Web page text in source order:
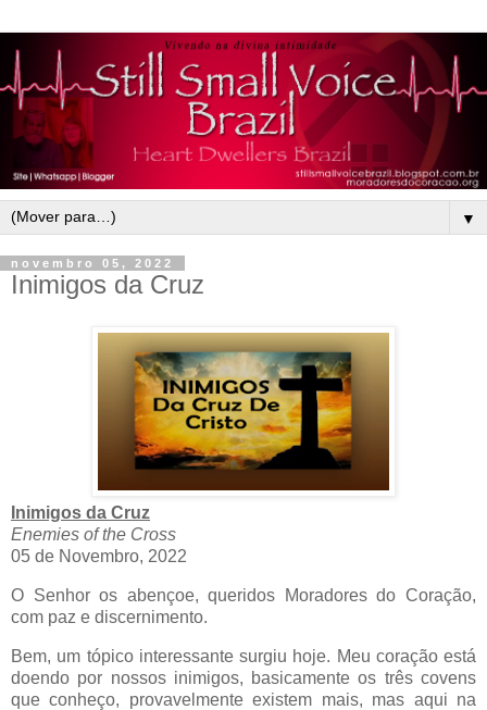
▼
novembro 05, 2022
Inimigos da Cruz
Inimigos da Cruz
Enemies of the Cross
05 de Novembro, 2022
O Senhor os abençoe, queridos Moradores do Coração,
com paz e discernimento.
Bem, um tópico interessante surgiu hoje. Meu coração está
doendo por nossos inimigos, basicamente os três covens
que conheço, provavelmente existem mais, mas aqui na